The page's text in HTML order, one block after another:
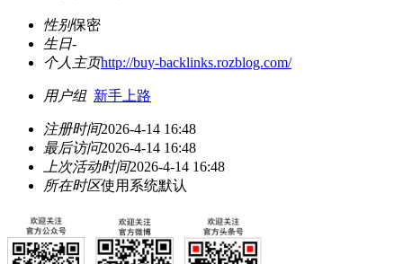
性别保密
生日-
个人主页http://buy-backlinks.rozblog.com/
用户组 新手上路
注册时间2026-4-14 16:48
最后访问2026-4-14 16:48
上次活动时间2026-4-14 16:48
所在时区使用系统默认